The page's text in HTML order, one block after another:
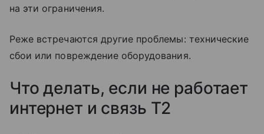
на эти ограничения.
Реже встречаются другие проблемы: технические
сбои или повреждение оборудования.
Что делать, если не работает
интернет и связь T2